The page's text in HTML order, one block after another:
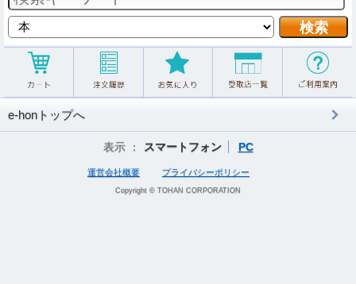
e-honトップへ
表示 ： スマートフォン PC
運営会社概要 プライバシーポリシー
Copyright © TOHAN CORPORATION